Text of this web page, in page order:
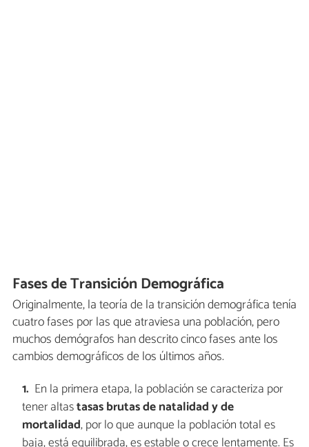
Fases de Transición Demográfica
Originalmente, la teoría de la transición demográfica tenía
cuatro fases por las que atraviesa una población, pero
muchos demógrafos han descrito cinco fases ante los
cambios demográficos de los últimos años.
En la primera etapa, la población se caracteriza por
tener altastasas brutas de natalidad y de
mortalidad, por lo que aunque la población total es